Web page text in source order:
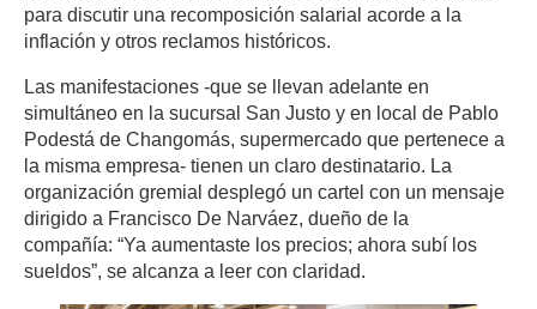
para discutir una recomposición salarial acorde a la
inflación y otros reclamos históricos.
Las manifestaciones -que se llevan adelante en
simultáneo en la sucursal San Justo y en local de Pablo
Podestá de Changomás, supermercado que pertenece a
la misma empresa- tienen un claro destinatario. La
organización gremial desplegó un cartel con un mensaje
dirigido a Francisco De Narváez, dueño de la
compañía: “Ya aumentaste los precios; ahora subí los
sueldos”, se alcanza a leer con claridad.